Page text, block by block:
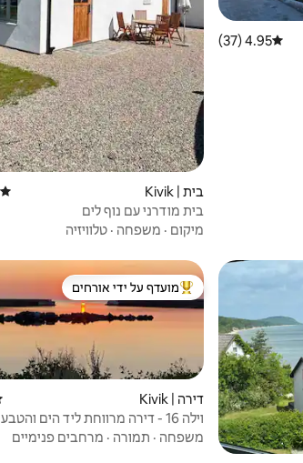
דירוג ממוצע של 4.95 מתוך 5, 37 ביקורות
4.95 (37)
בית | Kivik
בית מודרני עם נוף לים
מיקום · משפחה · טלוויזיה
מוביל בקרב נכסים מועדפים על ידי
מועדף על ידי אורחים
דירה | Kivik
וילה 16 - דירה מרווחת ליד הים והטבע
משפחה · תמורה · מרחבים פנימיים